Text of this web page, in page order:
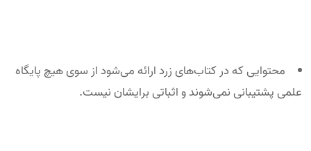
محتوایی که در کتاب‌های زرد ارائه می‌شود از سوی هیچ پایگاه
علمی پشتیبانی نمی‌شوند و اثباتی برایشان نیست.